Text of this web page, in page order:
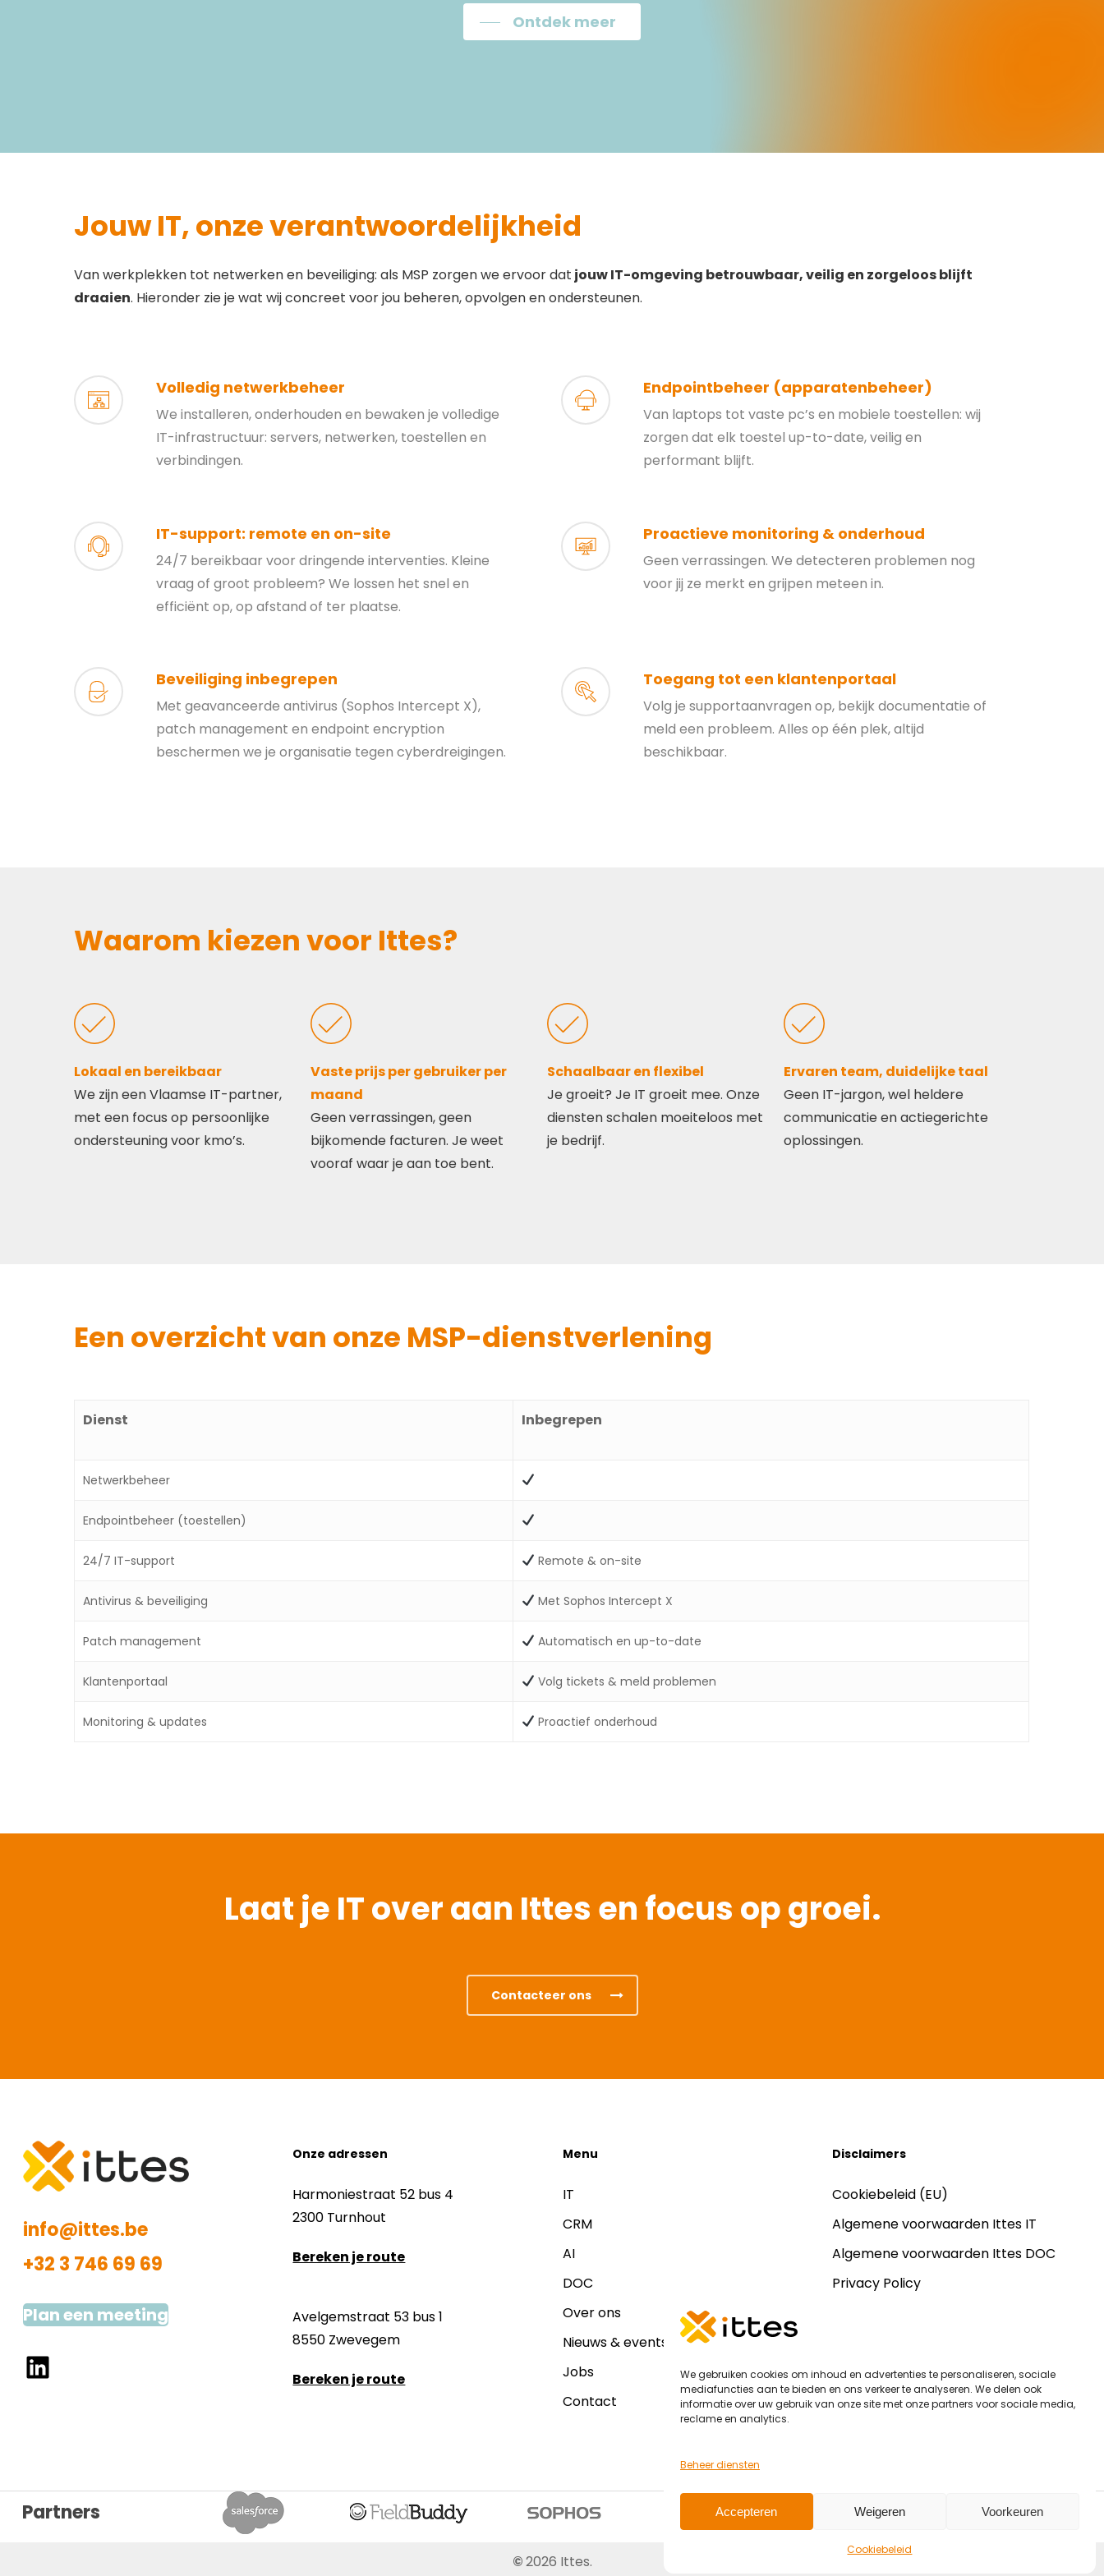
We gebruiken cookies om inhoud en advertenties te personaliseren, sociale
mediafuncties aan te bieden en ons verkeer te analyseren. We delen ook
informatie over uw gebruik van onze site met onze partners voor sociale media,
reclame en analytics.
Beheer diensten
Accepteren Weigeren Voorkeuren
Cookiebeleid
Ontdek meer
Jouw IT, onze verantwoordelijkheid
Van werkplekken tot netwerken en beveiliging: als MSP zorgen we ervoor dat jouw IT-omgeving betrouwbaar, veilig en zorgeloos blijft
draaien. Hieronder zie je wat wij concreet voor jou beheren, opvolgen en ondersteunen.
Volledig netwerkbeheer
We installeren, onderhouden en bewaken je volledige
IT-infrastructuur: servers, netwerken, toestellen en
verbindingen.
Endpointbeheer (apparatenbeheer)
Van laptops tot vaste pc’s en mobiele toestellen: wij
zorgen dat elk toestel up-to-date, veilig en
performant blijft.
IT-support: remote en on-site
24/7 bereikbaar voor dringende interventies. Kleine
vraag of groot probleem? We lossen het snel en
efficiënt op, op afstand of ter plaatse.
Proactieve monitoring & onderhoud
Geen verrassingen. We detecteren problemen nog
voor jij ze merkt en grijpen meteen in.
Beveiliging inbegrepen
Met geavanceerde antivirus (Sophos Intercept X),
patch management en endpoint encryption
beschermen we je organisatie tegen cyberdreigingen.
Toegang tot een klantenportaal
Volg je supportaanvragen op, bekijk documentatie of
meld een probleem. Alles op één plek, altijd
beschikbaar.
Waarom kiezen voor Ittes?
Lokaal en bereikbaar
We zijn een Vlaamse IT-partner,
met een focus op persoonlijke
ondersteuning voor kmo’s.
Vaste prijs per gebruiker per
maand
Geen verrassingen, geen
bijkomende facturen. Je weet
vooraf waar je aan toe bent.
Schaalbaar en flexibel
Je groeit? Je IT groeit mee. Onze
diensten schalen moeiteloos met
je bedrijf.
Ervaren team, duidelijke taal
Geen IT-jargon, wel heldere
communicatie en actiegerichte
oplossingen.
Een overzicht van onze MSP-dienstverlening
Dienst Inbegrepen
Netwerkbeheer
Endpointbeheer (toestellen)
24/7 IT-support Remote & on-site
Antivirus & beveiliging Met Sophos Intercept X
Patch management Automatisch en up-to-date
Klantenportaal Volg tickets & meld problemen
Monitoring & updates Proactief onderhoud
Laat je IT over aan Ittes en focus op groei.
Contacteer ons
info@ittes.be
+32 3 746 69 69
Plan een meeting
Onze adressen
Harmoniestraat 52 bus 4
2300 Turnhout
Bereken je route
Avelgemstraat 53 bus 1
8550 Zwevegem
Bereken je route
Menu
IT
CRM
AI
DOC
Over ons
Nieuws & events
Jobs
Contact
Disclaimers
Cookiebeleid (EU)
Algemene voorwaarden Ittes IT
Algemene voorwaarden Ittes DOC
Privacy Policy
Partners
©2026 Ittes.